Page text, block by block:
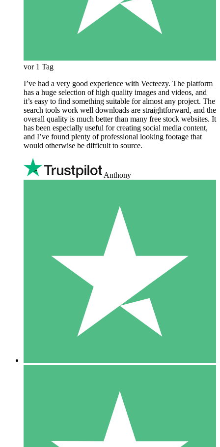
vor 1 Tag
I’ve had a very good experience with Vecteezy. The platform
has a huge selection of high quality images and videos, and
it’s easy to find something suitable for almost any project. The
search tools work well downloads are straightforward, and the
overall quality is much better than many free stock websites. It
has been especially useful for creating social media content,
and I’ve found plenty of professional looking footage that
would otherwise be difficult to source.
Anthony